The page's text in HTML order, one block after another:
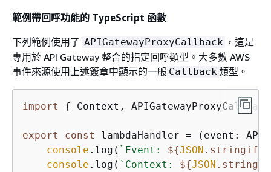
範例帶回呼功能的 TypeScript 函數
下列範例使用了 APIGatewayProxyCallback ，這是
專用於 API Gateway 整合的指定回呼類型。大多數 AWS
事件來源使用上述簽章中顯示的一般 Callback 類型。
import { Context,
export const
lambdaHandler = (event:
console .log( `Event: ${JSON
console .log( `Context: ${JSON